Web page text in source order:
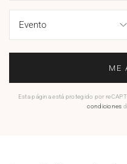
ME
Esta página está protegido por
condiciones